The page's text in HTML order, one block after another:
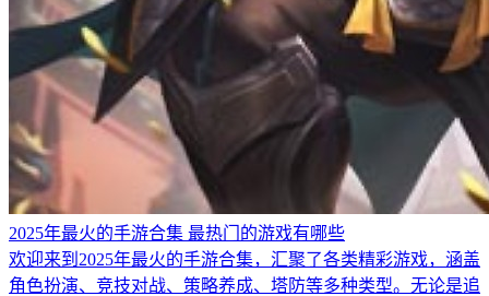
2025年最火的手游合集 最热门的游戏有哪些
欢迎来到2025年最火的手游合集，汇聚了各类精彩游戏，涵盖
角色扮演、竞技对战、策略养成、塔防等多种类型。无论是追